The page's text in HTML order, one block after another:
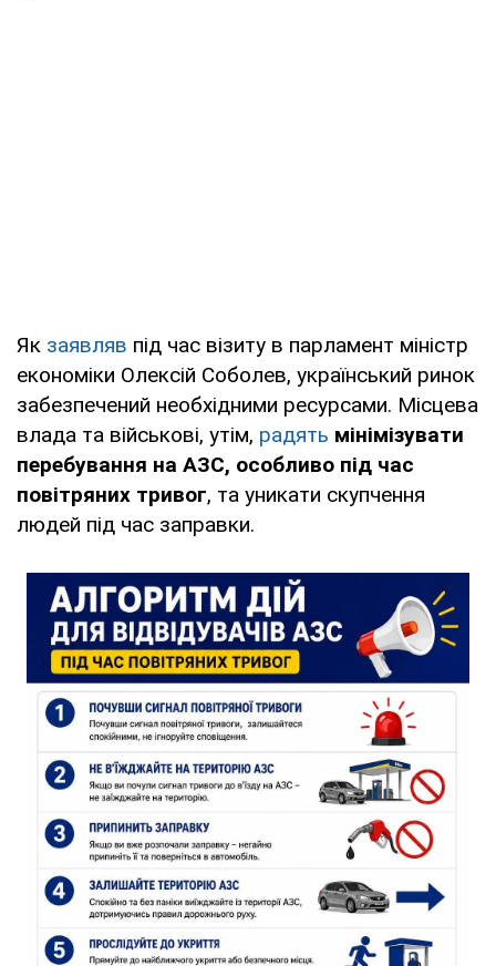
Як заявляв під час візиту в парламент міністр
економіки Олексій Соболев, український ринок
забезпечений необхідними ресурсами. Місцева
влада та військові, утім, радять мінімізувати
перебування на АЗС, особливо під час
повітряних тривог, та уникати скупчення
людей під час заправки.